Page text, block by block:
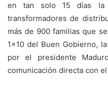
en tan solo 15 días la
transformadores de
más de 900 familias que
1×10 del Buen Gobierno,
por el presidente
comunicación directa con